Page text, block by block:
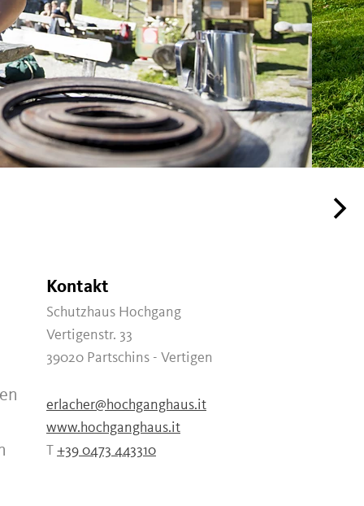
Kontakt
Schutzhaus Hochgang
Vertigenstr. 33
39020 Partschins - Vertigen
erlacher@hochganghaus.it
www.hochganghaus.it
T +39 0473 443310